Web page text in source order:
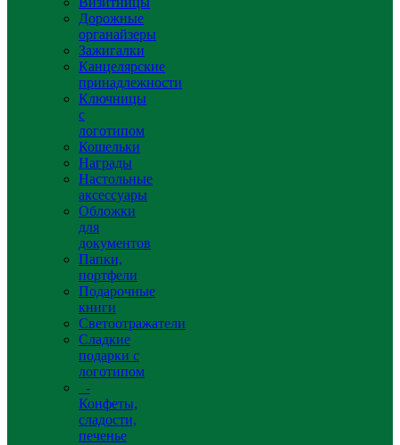
Дорожные
органайзеры
Зажигалки
Канцелярские
принадлежности
Ключницы
с
логотипом
Кошельки
Награды
Настольные
аксессуары
Обложки
для
документов
Папки,
портфели
Подарочные
книги
Светоотражатели
Сладкие
подарки с
логотипом
-
Конфеты,
сладости,
печенье